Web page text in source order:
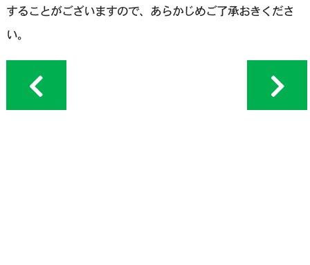
することがございますので、あらかじめご了承おきくださ
い。